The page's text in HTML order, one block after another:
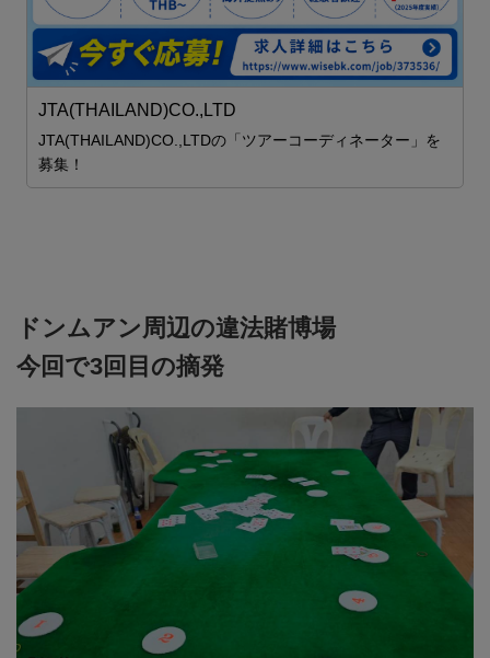
JTA(THAILAND)CO.,LTD
JTA(THAILAND)CO.,LTDの「ツアーコーディネーター」を
募集！
ドンムアン周辺の違法賭博場
今回で3回目の摘発